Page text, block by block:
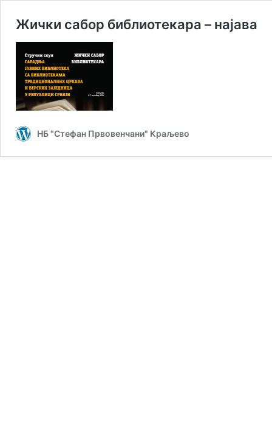
Жички сабор библиотекара – најава
НБ "Стефан Првовенчани" Краљево